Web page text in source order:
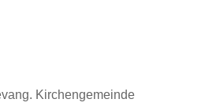
Kirchengemeinde